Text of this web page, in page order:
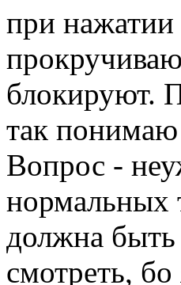
при нажатии
блокируют.
так
Вопрос -
нормальных
должна быть
смотреть,